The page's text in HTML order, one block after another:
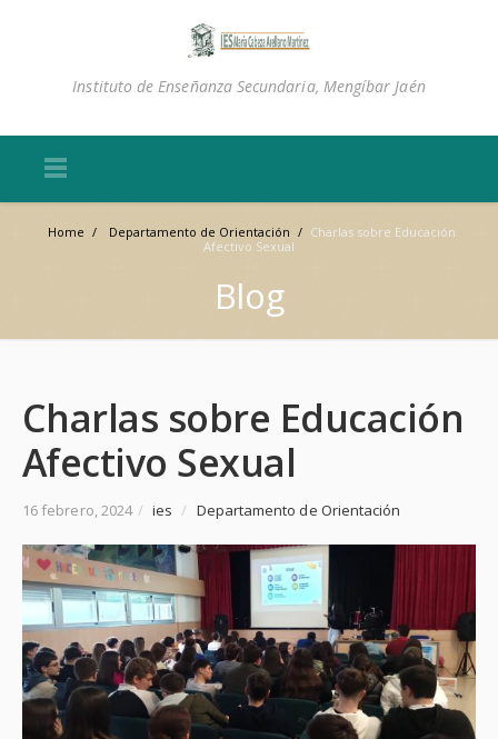
Instituto de Enseñanza Secundaria, Mengíbar Jaén
Home / Departamento de Orientación / Charlas sobre Educación
Afectivo Sexual
Blog
Charlas sobre Educación
Afectivo Sexual
16 febrero, 2024 / ies / Departamento de Orientación